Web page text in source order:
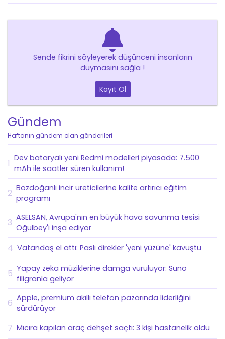
Gündem
Haftanın gündem olan gönderileri
1 Dev bataryalı yeni Redmi modelleri piyasada: 7.500
mAh ile saatler süren kullanım!
2 Bozdoğanlı incir üreticilerine kalite artırıcı eğitim
programı
3 ASELSAN, Avrupa'nın en büyük hava savunma tesisi
Oğulbey'i inşa ediyor
4 Vatandaş el attı: Paslı direkler 'yeni yüzüne' kavuştu
5 Yapay zeka müziklerine damga vuruluyor: Suno
filigranla geliyor
6 Apple, premium akıllı telefon pazarında liderliğini
sürdürüyor
7 Mıcıra kapılan araç dehşet saçtı: 3 kişi hastanelik oldu
Sende fikrini söyleyerek düşünceni insanların
duymasını sağla !
Kayıt Ol